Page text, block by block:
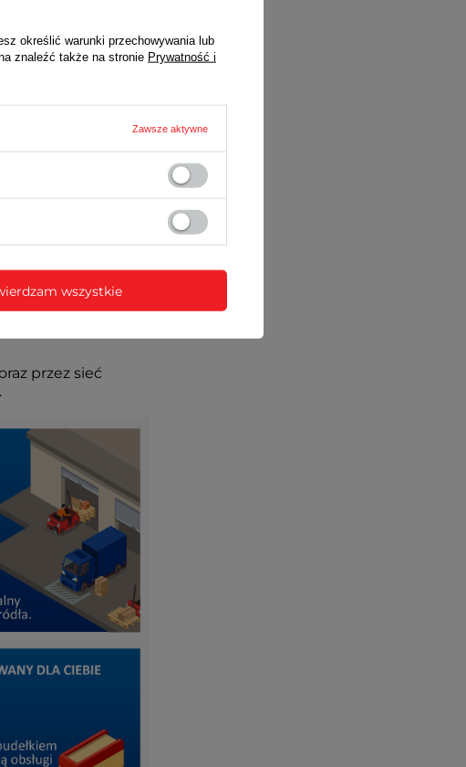
przez sieć
określić warunki przechowywania lub
znaleźć także na stronie Prywatność i
Zawsze aktywne
wszystkie